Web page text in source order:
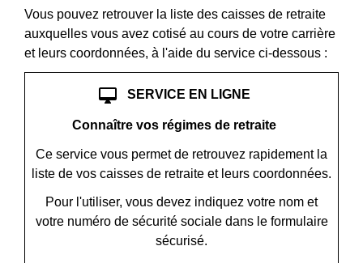
Vous pouvez retrouver la liste des caisses de retraite
auxquelles vous avez cotisé au cours de votre carrière
et leurs coordonnées, à l'aide du service ci-dessous :
desktop_mac SERVICE EN LIGNE
Connaître vos régimes de retraite
Ce service vous permet de retrouvez rapidement la
liste de vos caisses de retraite et leurs coordonnées.
Pour l'utiliser, vous devez indiquez votre nom et
votre numéro de sécurité sociale dans le formulaire
sécurisé.